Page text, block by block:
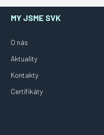
MY JSME SVK
O nás
Aktuality
Kontakty
Certifikáty